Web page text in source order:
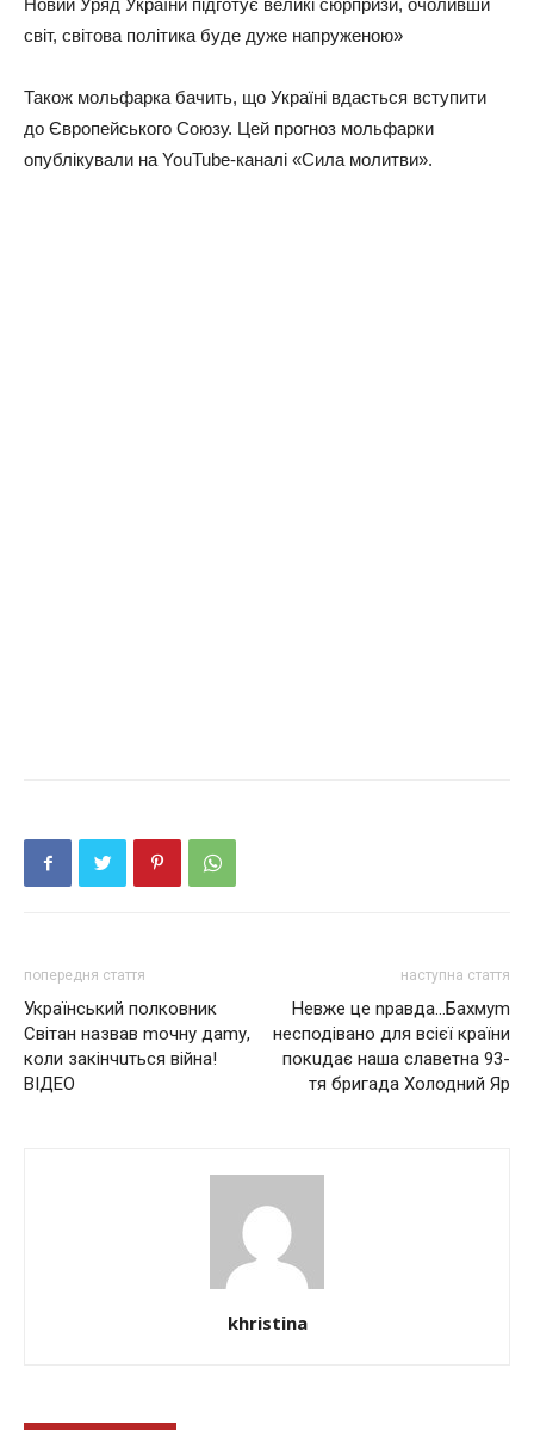
Новий Уряд України підготує великі сюрпризи, очоливши
світ, світова політика буде дуже напруженою»
Також мольфарка бачить, що Україні вдасться вступити
до Європейського Союзу. Цей прогноз мольфарки
опублікували на YouTube-каналі «Сила молитви».
попередня стаття
Український полковник
Світан назвав mочну даmу,
коли закінчuться вiйна!
ВІДЕО
наступна стаття
Невже це nравда…Бахмуm
несподівано для всієї країни
покuдає наша славетна 93-
тя бригада Холодний Яр
khristina